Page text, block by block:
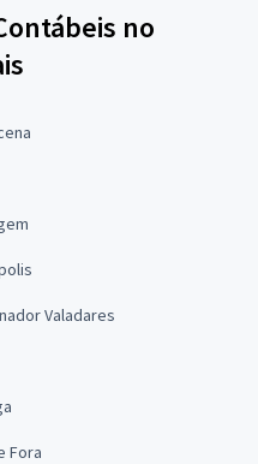
no
Valadares
Fora